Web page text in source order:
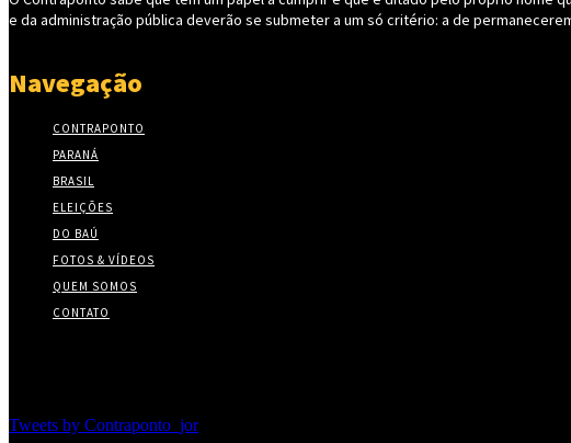
e da administração pública deverão se submeter a um só critério: a de
Navegação
CONTRAPONTO
PARANÁ
BRASIL
ELEIÇÕES
DO BAÚ
FOTOS & VÍDEOS
QUEM SOMOS
CONTATO
Tweets by Contraponto_jor